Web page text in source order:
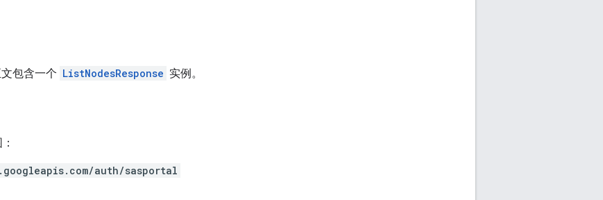
包含一个 ListNodesResponse 实例。
auth/sasportal